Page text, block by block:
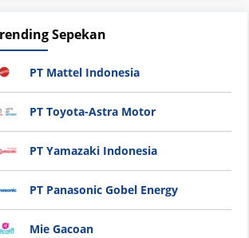
Sepekan
PT Mattel Indonesia
PT Toyota-Astra Motor
PT Yamazaki Indonesia
PT Panasonic Gobel Energy
Mie Gacoan